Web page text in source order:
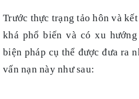
Trước thực trạng tảo hôn và
khá phổ biến và có xu
biện pháp cụ thể được đưa ra
vấn nạn này như sau: